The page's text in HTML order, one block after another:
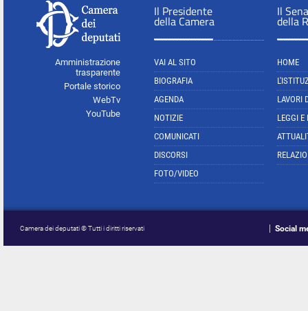
Amministrazione
trasparente
Portale storico
WebTv
YouTube
Il Presidente
della Camera
VAI AL SITO
BIOGRAFIA
AGENDA
NOTIZIE
COMUNICATI
DISCORSI
FOTO/VIDEO
Il
della
HOME
LAVORI
LEGGI E
Camera dei deputati © Tutti i diritti riservati Social